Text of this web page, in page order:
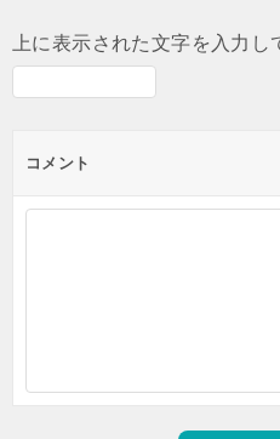
上に表示された文字を入力し
コメント